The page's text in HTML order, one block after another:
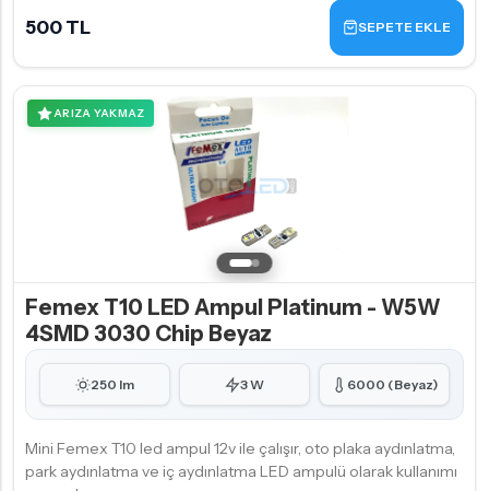
500 TL SEPETE EKLE
ARIZA YAKMAZ
Femex T10 LED Ampul Platinum - W5W
4SMD 3030 Chip Beyaz
250 lm 3 W 6000 (Beyaz)
Mini Femex T10 led ampul 12v ile çalışır, oto plaka aydınlatma,
park aydınlatma ve iç aydınlatma LED ampulü olarak kullanımı